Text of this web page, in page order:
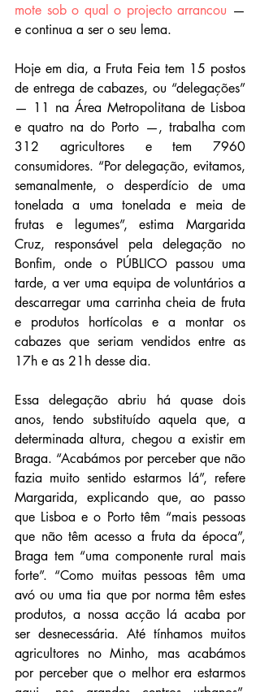
mote sob o qual o projecto arrancou —
e continua a ser o seu lema.
Hoje em dia, a Fruta Feia tem 15 postos
de entrega de cabazes, ou “delegações”
— 11 na Área Metropolitana de Lisboa
e quatro na do Porto —, trabalha com
312 agricultores e tem 7960
consumidores. “Por delegação, evitamos,
semanalmente, o desperdício de uma
tonelada a uma tonelada e meia de
frutas e legumes”, estima Margarida
Cruz, responsável pela delegação no
Bonfim, onde o PÚBLICO passou uma
tarde, a ver uma equipa de voluntários a
descarregar uma carrinha cheia de fruta
e produtos hortícolas e a montar os
cabazes que seriam vendidos entre as
17h e as 21h desse dia.
Essa delegação abriu há quase dois
anos, tendo substituído aquela que, a
determinada altura, chegou a existir em
Braga. “Acabámos por perceber que não
fazia muito sentido estarmos lá”, refere
Margarida, explicando que, ao passo
que Lisboa e o Porto têm “mais pessoas
que não têm acesso a fruta da época”,
Braga tem “uma componente rural mais
forte”. “Como muitas pessoas têm uma
avó ou uma tia que por norma têm estes
produtos, a nossa acção lá acaba por
ser desnecessária. Até tínhamos muitos
agricultores no Minho, mas acabámos
por perceber que o melhor era estarmos